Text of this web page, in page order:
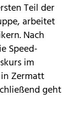
Teil der
arbeitet
Nach
Speed-
im
Zermatt
geht